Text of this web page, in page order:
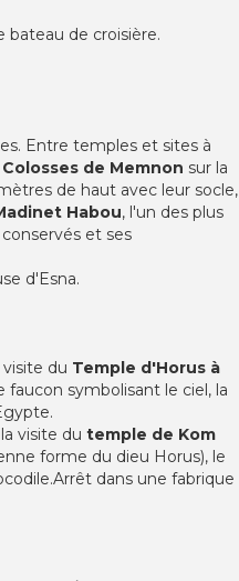
bateau de croisière.
Entre temples et sites à
Colosses de Memnon sur la
de haut avec leur socle,
Habou, l'un des plus
et ses
d'Esna.
du Temple d'Horus à
symbolisant le ciel, la
visite du temple de Kom
forme du dieu Horus), le
dans une fabrique